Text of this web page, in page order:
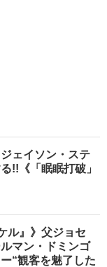
ェイソン・ステ
!!《「眠眠打破」
ル』》父ジョセ
マン・ドミンゴ
“観客を魅了した